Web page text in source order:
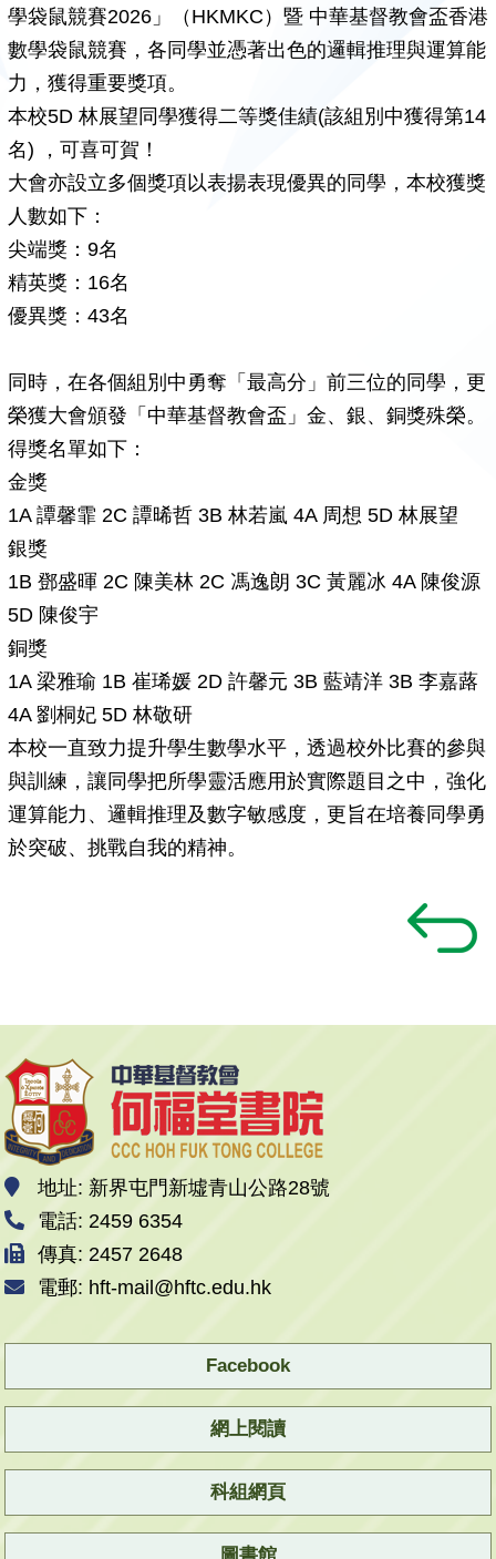
學袋鼠競賽2026」（HKMKC）暨 中華基督教會盃香港
數學袋鼠競賽，各同學並憑著出色的邏輯推理與運算能
力，獲得重要獎項。
本校5D 林展望同學獲得二等獎佳績(該組別中獲得第14
名) ，可喜可賀！
大會亦設立多個獎項以表揚表現優異的同學，本校獲獎
人數如下：
尖端獎：9名
精英獎：16名
優異獎：43名
同時，在各個組別中勇奪「最高分」前三位的同學，更
榮獲大會頒發「中華基督教會盃」金、銀、銅獎殊榮。
得獎名單如下：
金獎
1A 譚馨霏 2C 譚晞哲 3B 林若嵐 4A 周想 5D 林展望
銀獎
1B 鄧盛暉 2C 陳美林 2C 馮逸朗 3C 黃麗冰 4A 陳俊源
5D 陳俊宇
銅獎
1A 梁雅瑜 1B 崔琋媛 2D 許馨元 3B 藍靖洋 3B 李嘉蕗
4A 劉桐妃 5D 林敬研
本校一直致力提升學生數學水平，透過校外比賽的參與
與訓練，讓同學把所學靈活應用於實際題目之中，強化
運算能力、邏輯推理及數字敏感度，更旨在培養同學勇
於突破、挑戰自我的精神。
地址: 新界屯門新墟青山公路28號
電話: 2459 6354
傳真: 2457 2648
電郵: hft-mail@hftc.edu.hk
Facebook
網上閱讀
科組網頁
圖書館